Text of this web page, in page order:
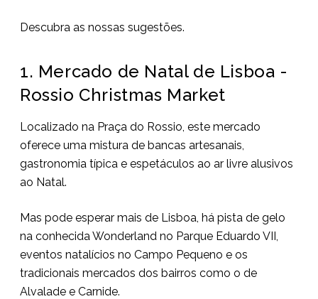
Descubra as nossas sugestões.
1. Mercado de Natal de Lisboa -
Rossio Christmas Market
Localizado na Praça do Rossio, este mercado
oferece uma mistura de bancas artesanais,
gastronomia típica e espetáculos ao ar livre alusivos
ao Natal.
Mas pode esperar mais de Lisboa, há pista de gelo
na conhecida Wonderland no Parque Eduardo VII,
eventos natalícios no Campo Pequeno e os
tradicionais mercados dos bairros como o de
Alvalade e Carnide.